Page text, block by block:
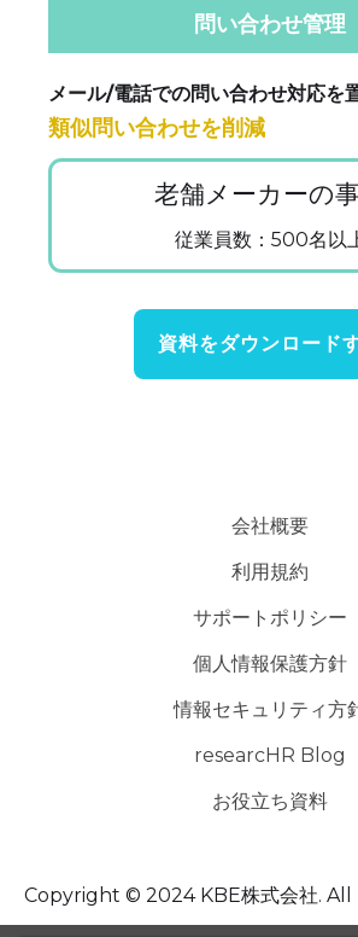
問い合わせ管理
メール/電話での問い合わせ対応を
類似問い合わせを削減
老舗メーカーの
従業員数：500名以
資料をダウンロード
会社概要
利用規約
サポートポリシー
個人情報保護方針
情報セキュリティ方
researcHR Blog
お役立ち資料
Copyright © 2024 KBE株式会社.